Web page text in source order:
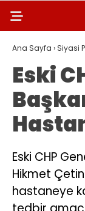
Ana Sayfa › Siyasi
Eski
Eski CHP
Hikmet Çetin
hastaneye